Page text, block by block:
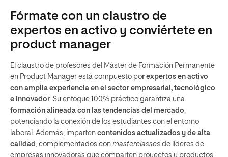
Fórmate con un claustro de
expertos en activo y conviértete en
product manager
El claustro de profesores del Máster de Formación Permanente
en Product Manager está compuesto por expertos en activo
con amplia experiencia en el sector empresarial, tecnológico
e innovador. Su enfoque 100% práctico garantiza una
formación alineada con las tendencias del mercado,
potenciando la conexión de los estudiantes con el entorno
laboral. Además, imparten contenidos actualizados y de alta
calidad, complementados con masterclasses de líderes de
empresas innovadoras que comparten proyectos y productos